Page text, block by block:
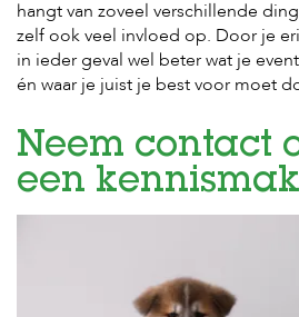
hangt van zoveel verschillende
zelf ook veel invloed op. Door je
in ieder geval wel beter wat je
én waar je juist je best voor moet
Neem contact
een